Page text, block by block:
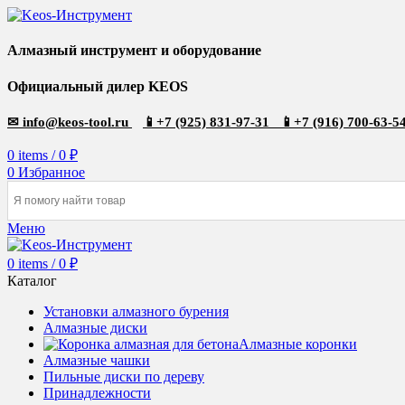
Алмазный инструмент и оборудование
Официальный дилер KEOS
✉ info@keos-tool.ru 📱 +7 (925) 831-97-31 📱 +7 (916) 700-63-
0 items / 0 ₽
0 Избранное
Меню
0 items / 0 ₽
Каталог
Установки алмазного бурения
Алмазные диски
Алмазные коронки
Алмазные чашки
Пильные диски по дереву
Принадлежности